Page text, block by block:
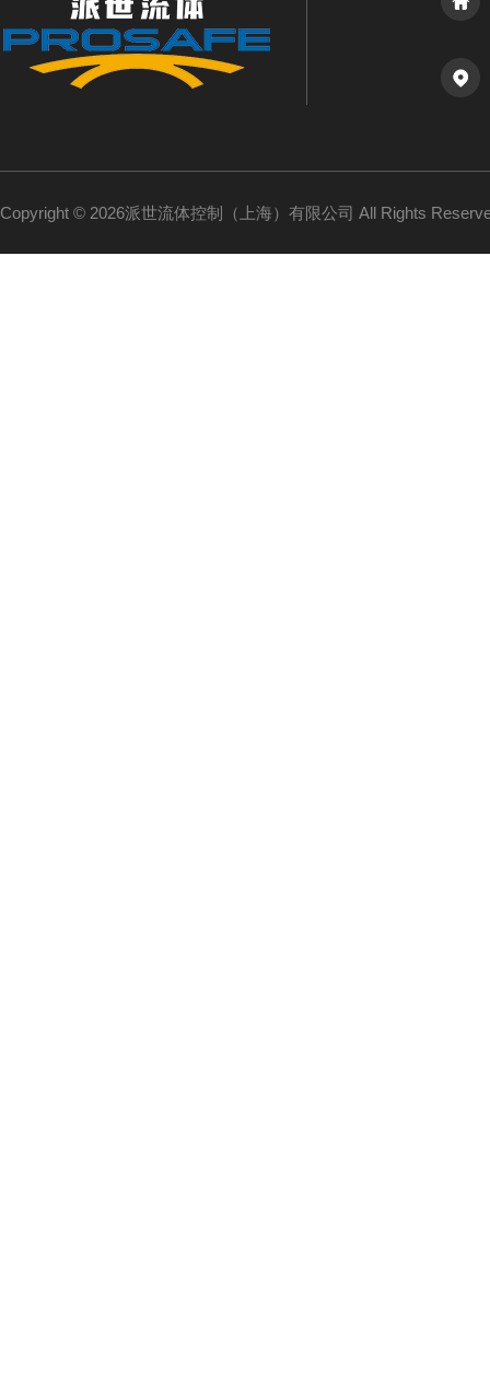
Copyright © 2026派世流体控制（上海）有限公司 All Rights